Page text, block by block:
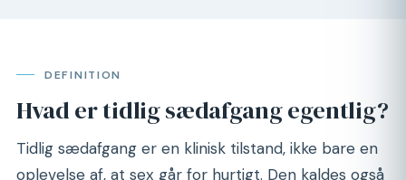
DEFINITION
Hvad er tidlig sædafgang egentlig?
Tidlig sædafgang er en klinisk tilstand, ikke bare en
oplevelse af, at sex går for hurtigt. Den kaldes også